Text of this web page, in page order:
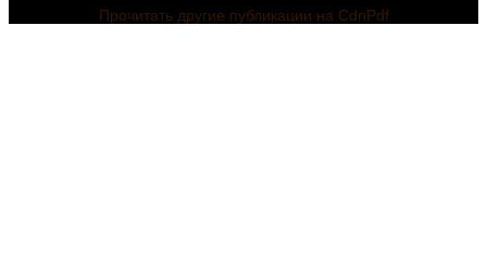
Прочитать другие публикации на CdnPdf